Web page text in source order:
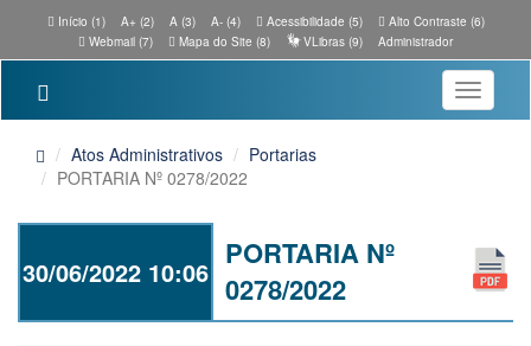
Início (1) A+ (2) A (3) A- (4) Acessibilidade (5)
Alto Contraste (6)
Webmail (7)
Mapa do Site (8) VLibras (9) Administrador
Toggle
Atos Administrativos
Portarias
PORTARIA Nº 0278/2022
30/06/2022 10:06
PORTARIA Nº
0278/2022